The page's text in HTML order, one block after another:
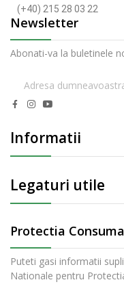
(+40) 215 28 03 22
Newsletter
Abonati-va la buletinele
Informatii
Legaturi utile
Protectia
Puteti gasi informatii
Nationale pentru